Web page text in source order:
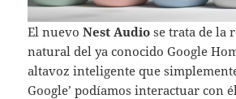
El nuevoNest Audio se trata de la
natural del ya conocido Google
altavoz inteligente que
Google’ podíamos interactuar con